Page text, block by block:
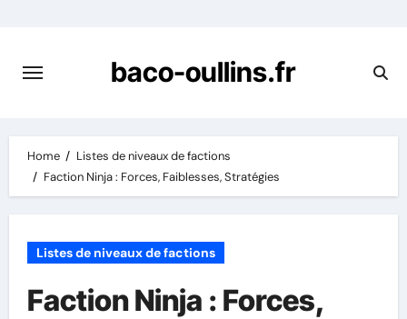
content
baco-oullins.fr
Home
Listes de niveaux de factions
Faction Ninja : Forces, Faiblesses, Stratégies
Listes de niveaux de factions
Faction Ninja : Forces,